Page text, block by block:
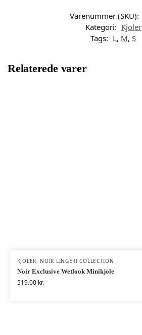
Varenummer (SKU):
Kategori: Kjoler
Tags: L, M, S
Relaterede varer
KJOLER, NOIR LINGERI COLLECTION
Noir Exclusive Wetlook Minikjole
519.00 kr.